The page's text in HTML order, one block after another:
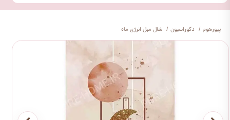
پیورهوم دکوراسیون شال مبل انرژی ماه